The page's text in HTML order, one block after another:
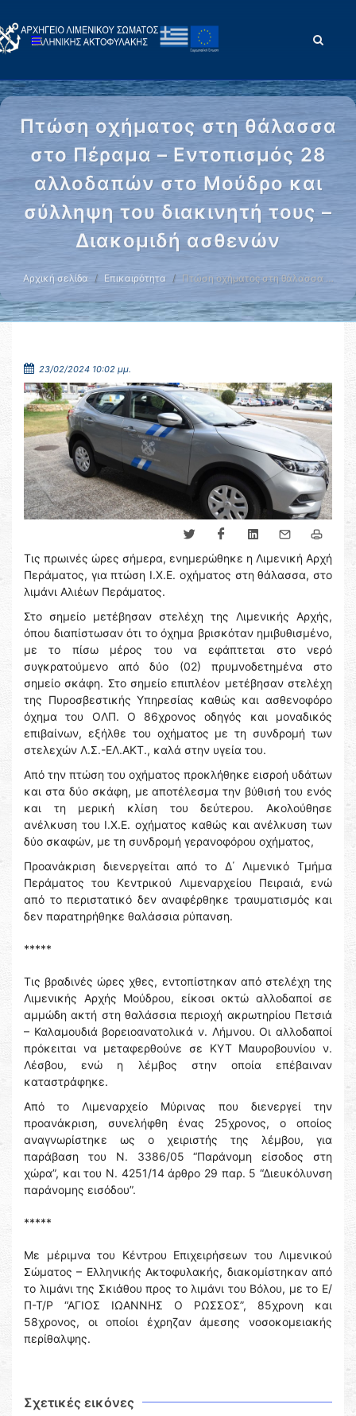
Πτώση οχήματος στη θάλασσα
στο Πέραμα – Εντοπισμός 28
αλλοδαπών στο Μούδρο και
σύλληψη του διακινητή τους –
Διακομιδή ασθενών
Αρχική σελίδα Επικαιρότητα Πτώση οχήματος στη θάλασσα …
23/02/2024 10:02 μμ.
Τις πρωινές ώρες σήμερα, ενημερώθηκε η Λιμενική Αρχή
Περάματος, για πτώση Ι.Χ.Ε. οχήματος στη θάλασσα, στο
λιμάνι Αλιέων Περάματος.
Στο σημείο μετέβησαν στελέχη της Λιμενικής Αρχής,
όπου διαπίστωσαν ότι το όχημα βρισκόταν ημιβυθισμένο,
με το πίσω μέρος του να εφάπτεται στο νερό
συγκρατούμενο από δύο (02) πρυμνοδετημένα στο
σημείο σκάφη. Στο σημείο επιπλέον μετέβησαν στελέχη
της Πυροσβεστικής Υπηρεσίας καθώς και ασθενοφόρο
όχημα του ΟΛΠ. Ο 86χρονος οδηγός και μοναδικός
επιβαίνων, εξήλθε του οχήματος με τη συνδρομή των
στελεχών Λ.Σ.-ΕΛ.ΑΚΤ., καλά στην υγεία του.
Από την πτώση του οχήματος προκλήθηκε εισροή υδάτων
και στα δύο σκάφη, με αποτέλεσμα την βύθισή του ενός
και τη μερική κλίση του δεύτερου. Ακολούθησε
ανέλκυση του Ι.Χ.Ε. οχήματος καθώς και ανέλκυση των
δύο σκαφών, με τη συνδρομή γερανοφόρου οχήματος,
Προανάκριση διενεργείται από το Δ΄ Λιμενικό Τμήμα
Περάματος του Κεντρικού Λιμεναρχείου Πειραιά, ενώ
από το περιστατικό δεν αναφέρθηκε τραυματισμός και
δεν παρατηρήθηκε θαλάσσια ρύπανση.
*****
Τις βραδινές ώρες χθες, εντοπίστηκαν από στελέχη της
Λιμενικής Αρχής Μούδρου, είκοσι οκτώ αλλοδαποί σε
αμμώδη ακτή στη θαλάσσια περιοχή ακρωτηρίου Πετσιά
– Καλαμουδιά βορειοανατολικά ν. Λήμνου. Οι αλλοδαποί
πρόκειται να μεταφερθούνε σε ΚΥΤ Μαυροβουνίου ν.
Λέσβου, ενώ η λέμβος στην οποία επέβαιναν
καταστράφηκε.
Από το Λιμεναρχείο Μύρινας που διενεργεί την
προανάκριση, συνελήφθη ένας 25χρονος, ο οποίος
αναγνωρίστηκε ως ο χειριστής της λέμβου, για
παράβαση του Ν. 3386/05 “Παράνομη είσοδος στη
χώρα”, και του Ν. 4251/14 άρθρο 29 παρ. 5 “Διευκόλυνση
παράνομης εισόδου”.
*****
Με μέριμνα του Κέντρου Επιχειρήσεων του Λιμενικού
Σώματος – Ελληνικής Ακτοφυλακής, διακομίστηκαν από
το λιμάνι της Σκιάθου προς το λιμάνι του Βόλου, με το Ε/
Π-Τ/Ρ “ΑΓΙΟΣ ΙΩΑΝΝΗΣ Ο ΡΩΣΣΟΣ”, 85χρονη και
58χρονος, οι οποίοι έχρηζαν άμεσης νοσοκομειακής
περίθαλψης.
Σχετικές εικόνες